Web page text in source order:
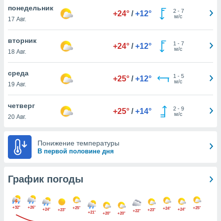
вы
установки
веб-
как
о вашем
понедельник
17 Авг.
+24° / +12° 2- 7
м/с
вторник
18 Авг.
+24° / +12° 1 - 7
м/с
среда
19 Авг.
+25° / +12° 1 - 5
м/с
четверг
20 Авг.
+25° / +14° 2- 9
м/с
Понижение температуры
В первой половине дня
График погоды
+32° +26° +24° +23°
+25°
+21°
+20° +20°
+22° +23° +24° +24° +25°